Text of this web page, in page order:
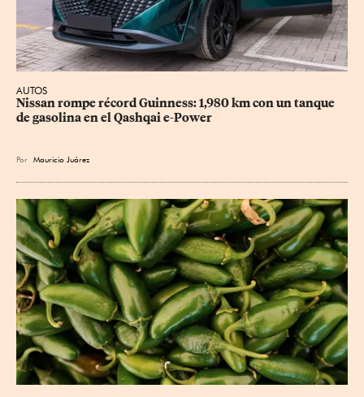
AUTOS
Nissan rompe récord Guinness: 1,980 km con un tanque
de gasolina en el Qashqai e-Power
Por Mauricio Juárez